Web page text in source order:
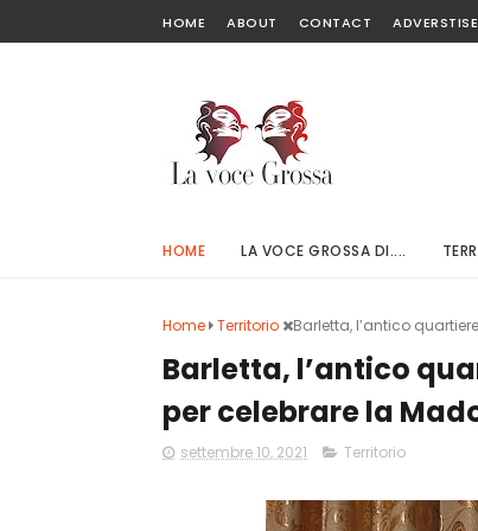
HOME ABOUT CONTACT ADVERSTISE
HOME LA VOCE GROSSA DI....
Home Territorio Barletta, l’antico
Barletta, l’antico
per celebrare la
settembre 10, 2021 Territorio